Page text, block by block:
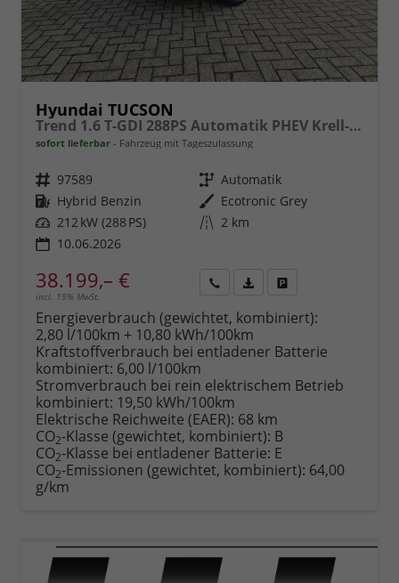
Hyundai TUCSON
Trend 1.6 T-GDI 288PS Automatik PHEV Krell-Sound Teill-Leder elektr. Heckklappe ACC Klimaautomatik Sitzheizung Lenkrandheizung Navi PDC v+h Rückf.Kamera Apple CarPlay + Android Auto 2xKeyless 19-LM vollelektr. Reichweite 68KM
sofort lieferbar Fahrzeug mit Tageszulassung
Fahrzeugnr. 97589 Getriebe Automatik
Kraftstoff Hybrid Benzin Außenfarbe Ecotronic Grey
Leistung 212 kW (288 PS) Kilometerstand 2 km
10.06.2026
38.199,– €
incl. 19% MwSt.
anfordernDatei,
Fahrzeugexposé
drucken
drucken,
parken
oder
vergleichen
Energieverbrauch (gewichtet, kombiniert):
2,80 l/100km + 10,80 kWh/100km
Kraftstoffverbrauch bei entladener Batterie
kombiniert: 6,00 l/100km
Stromverbrauch bei rein elektrischem Betrieb
kombiniert: 19,50 kWh/100km
Elektrische Reichweite (EAER): 68 km
CO2-Klasse (gewichtet, kombiniert): B
CO2-Klasse bei entladener Batterie: E
CO2-Emissionen (gewichtet, kombiniert): 64,00
g/km